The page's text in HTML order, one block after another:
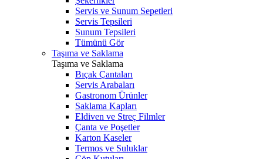
Servis ve Sunum Sepetleri
Servis Tepsileri
Sunum Tepsileri
Tümünü Gör
Taşıma ve Saklama
Taşıma ve Saklama
Bıçak Çantaları
Servis Arabaları
Gastronom Ürünler
Saklama Kapları
Eldiven ve Streç Filmler
Çanta ve Poşetler
Karton Kaseler
Termos ve Suluklar